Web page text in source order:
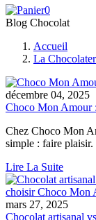
0
Blog Chocolat
Accueil
La
décembre 04, 2025
Choco Mon Amour
Chez Choco Mon
simple : faire plaisir.
Lire La Suite
mars 27, 2025
Chocolat artisanal